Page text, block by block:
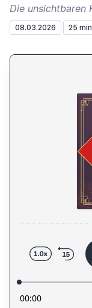
08.03.2026 25 min